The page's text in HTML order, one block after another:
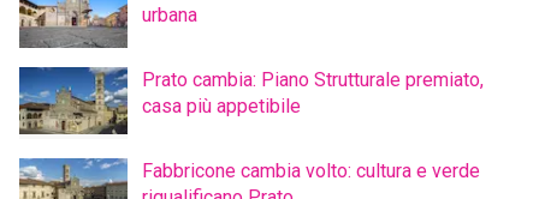
urbana
Prato cambia: Piano Strutturale premiato,
casa più appetibile
Fabbricone cambia volto: cultura e verde